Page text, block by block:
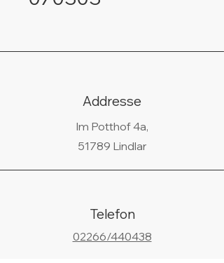
Addresse
Im Potthof 4a,
51789 Lindlar
Telefon
02266/440438